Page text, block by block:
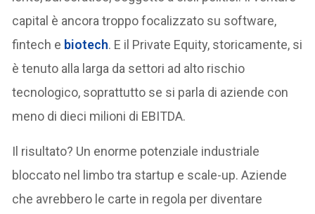
capital è ancora troppo focalizzato su software,
fintech e biotech. E il Private Equity, storicamente, si
è tenuto alla larga da settori ad alto rischio
tecnologico, soprattutto se si parla di aziende con
meno di dieci milioni di EBITDA.
Il risultato? Un enorme potenziale industriale
bloccato nel limbo tra startup e scale-up. Aziende
che avrebbero le carte in regola per diventare